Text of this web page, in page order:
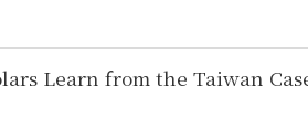
Learn from the Taiwan